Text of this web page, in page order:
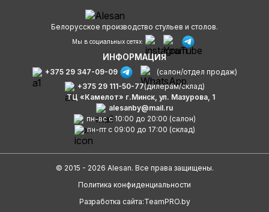
Белорусское производство стульев и столов.
Мы в социальных сетях:
ИНФОРМАЦИЯ
+375 29 347-09-09
(салон/отдел продаж)
+375 29 111-50-77(дилерам/склад)
ТЦ «Камелот» г.Минск, ул. Мазурова, 1
alesanby@mail.ru
пн-вс с 10:00 до 20:00 (салон)
пн-пт с 09:00 до 17:00 (склад)
© 2015 - 2026 Alesan. Все права защищены.
Политика конфиденциальности
Разработка сайта:TeamPRO.by